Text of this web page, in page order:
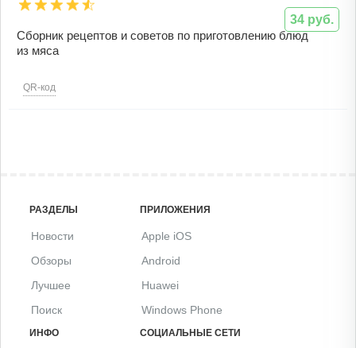
Сборник рецептов и советов по приготовлению блюд
из мяса
QR-код
34 руб.
РАЗДЕЛЫ
Новости
Обзоры
Лучшее
Поиск
ПРИЛОЖЕНИЯ
Apple iOS
Android
Huawei
Windows Phone
ИНФО СОЦИАЛЬНЫЕ СЕТИ